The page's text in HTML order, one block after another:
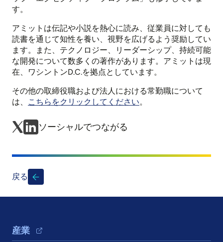
す。
アミットは伝記や小説を熱心に読み、従業員に対しても
読書を通じて知性を養い、視野を広げるよう奨励してい
ます。また、テクノロジー、リーダーシップ、持続可能
な開発について数多くの著作があります。アミットは現
在、ワシントンD.C.を拠点としています。
その他の取締役職および法人における常勤職について
は、
こちらをクリックしてください。
ソーシャルでつながる
戻る
Footer Navigation
産業